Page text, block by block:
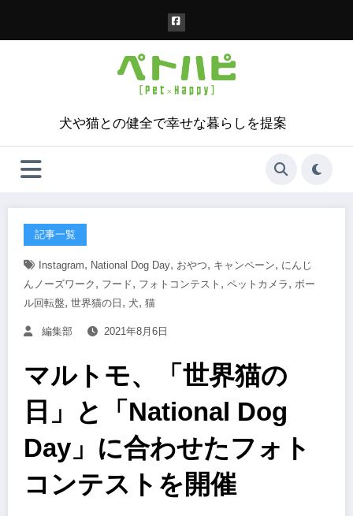
犬や猫との健全で幸せな暮らしを提案
記事一覧
Instagram, National Dog Day, おやつ, キャンペーン, にんじ
んノーズワーク , フード, フォトコンテスト , ペットカメラ , ボー
ル回転盤, 世界猫の日 , 犬, 猫
編集部 2021年8月6日
マルトモ、「世界猫の
日」と「National Dog
Day」に合わせたフォト
コンテストを開催